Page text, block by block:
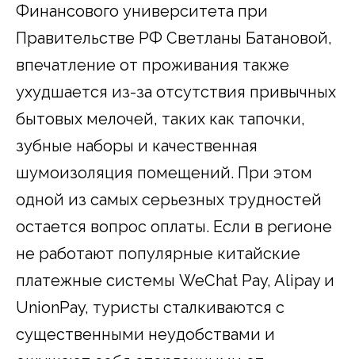
Финансового университета при
Правительстве РФ Светланы Батановой,
впечатление от проживания также
ухудшается из-за отсутствия привычных
бытовых мелочей, таких как тапочки,
зубные наборы и качественная
шумоизоляция помещений. При этом
одной из самых серьезных трудностей
остается вопрос оплаты. Если в регионе
не работают популярные китайские
платежные системы WeChat Pay, Alipay и
UnionPay, туристы сталкиваются с
существенными неудобствами и